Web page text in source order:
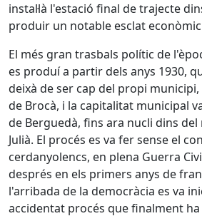
instal·là l'estació final de trajecte
produir un notable esclat
El més gran trasbals polític de
es produí a partir dels anys 1930,
deixà de ser cap del propi
de Brocà, i la capitalitat municipal
de Berguedà, fins ara nucli dins
Julià. El procés es va fer sense el
cerdanyolencs, en plena Guerra
després en els primers anys de
l'arribada de la democràcia es va
accidentat procés que finalment